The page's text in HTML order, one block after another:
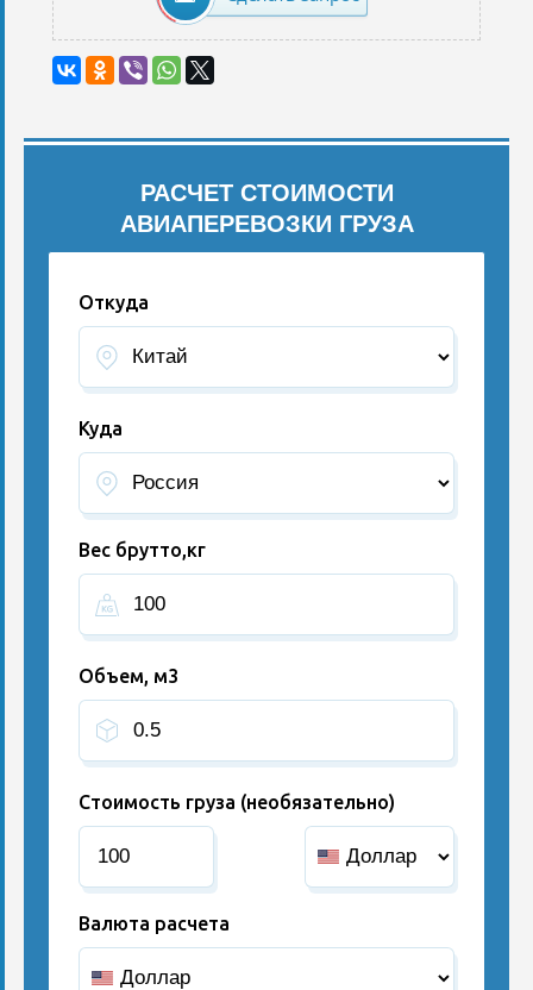
РАСЧЕТ СТОИМОСТИ
АВИАПЕРЕВОЗКИ ГРУЗА
Откуда
Куда
Вес брутто,кг
Объем, м3
Стоимость груза (необязательно)
Валюта расчета